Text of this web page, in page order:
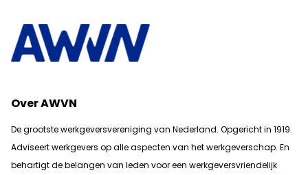
Over AWVN
De grootste werkgeversvereniging van Nederland. Opgericht in 1919.
Adviseert werkgevers op alle aspecten van het werkgeverschap. En
behartigt de belangen van leden voor een werkgeversvriendelijk